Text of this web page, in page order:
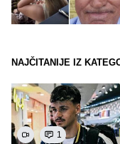
NAJČITANIJE IZ
1